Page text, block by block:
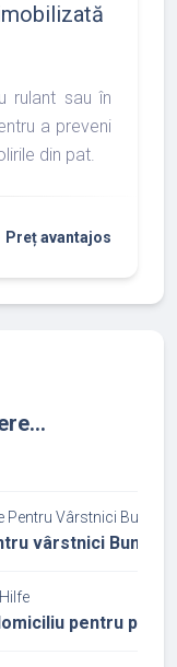
rulant sau în
a preveni
din pat.
Preț avantajos
Pentru Vârstnici
vârstnici
pentru